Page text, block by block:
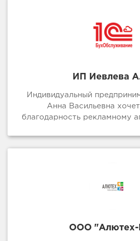
ИП Иевлева
Индивидуальный
Анна Васильевна
благодарность рекламному
ООО